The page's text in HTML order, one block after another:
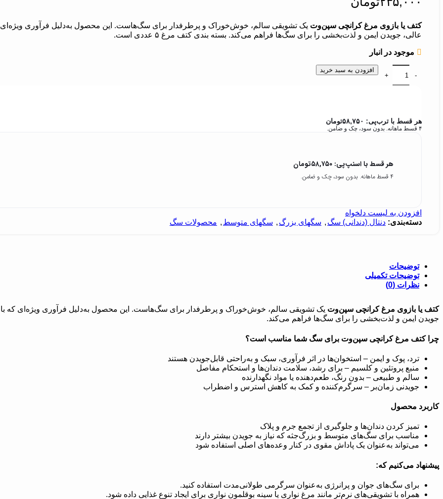
کتف یا بازوی مرغ کرانچی سپن‌وت یک تشویقی سالم، خوش‌خوراک و پرطرفدار برای سگ‌هاست. این محصول به‌دلیل فرآوری
عالی، جویدن ایمن و لذت‌بخشی را برای سگ‌ها فراهم می‌کند. بسته بندی کتف مرغ ۵ عددی است.
موجود در انبار
افزودن به سبد خرید
هر قسط با ترب‌پی: ۵۸,۷۵۰تومان
۴ قسط ماهانه. بدون سود، چک و ضامن.
هر قسط با اسنپ‌پی: ۵۸,۷۵۰تومان
۴ قسط ماهانه. بدون سود، چک و ضامن.
افزودن به لیست دلخواه
دسته‌بندی: دنتال (دندانی) سگ , سگهای بزرگ , سگهای متوسط , محصولات سگ
توضیحات
توضیحات تکمیلی
نظرات (0)
کتف یا بازوی مرغ کرانچی سپن‌وت یک تشویقی سالم، خوش‌خوراک و پرطرفدار برای سگ‌هاست. این محصول به‌دلیل فرآوری ویژه‌ای که
جویدن ایمن و لذت‌بخشی را برای سگ‌ها فراهم می‌کند.
چرا کتف مرغ کرانچی سپن‌وت برای سگ شما مناسب است؟
ترد، پوک و ایمن – استخوان‌ها در اثر فرآوری، سبک و به‌راحتی قابل‌جویدن هستند
منبع پروتئین و کلسیم – برای رشد، سلامت دندان‌ها و استحکام مفاصل
سالم و طبیعی – بدون رنگ، طعم‌دهنده یا مواد نگهدارنده
جویدنی زمان‌بر – سرگرم‌کننده و کمک به کاهش استرس و اضطراب
کاربرد محصول
تمیز کردن دندان‌ها و جلوگیری از تجمع جرم و پلاک
مناسب برای سگ‌های متوسط و بزرگ‌جثه که نیاز به جویدن بیشتر دارند
می‌تواند به‌عنوان یک پاداش مقوی در کنار وعده‌های اصلی استفاده شود
پیشنهاد می‌کنیم که:
برای سگ‌های جوان و پرانرژی به‌عنوان سرگرمی طولانی‌مدت استفاده کنید.
همراه با تشویقی‌های نرم‌تر مانند مرغ نواری یا سینه بوقلمون نواری برای ایجاد تنوع غذایی داده شود.